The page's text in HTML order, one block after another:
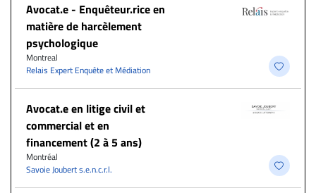
Avocat.e - Enquêteur.rice en
matière de harcèlement
psychologique
Montreal
Relais Expert Enquête et Médiation
Avocat.e en litige civil et
commercial et en
financement (2 à 5 ans)
Montréal
Savoie Joubert s.e.n.c.r.l.